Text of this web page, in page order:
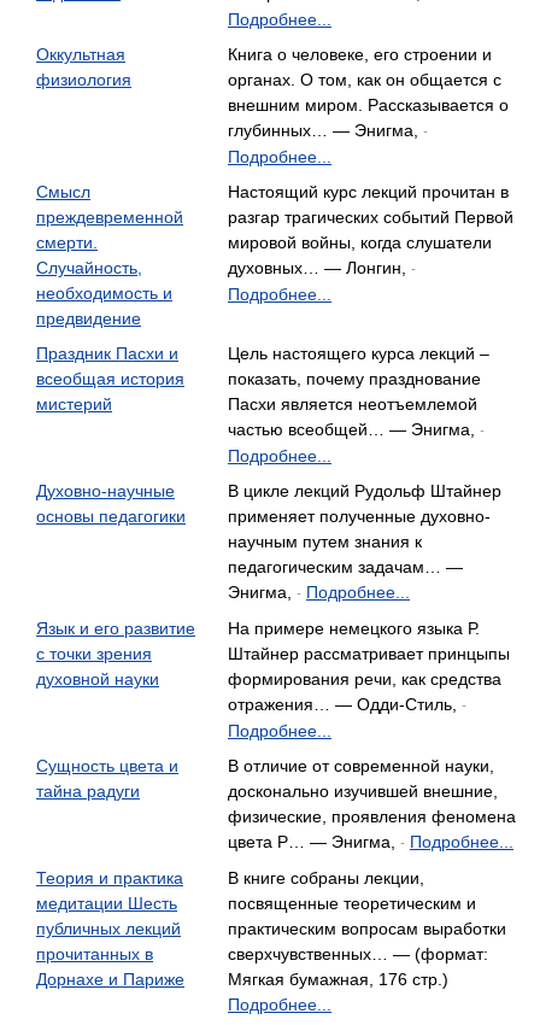
Подробнее...
Оккультная
физиология
Книга о человеке, его строении и
органах. О том, как он общается с
внешним миром. Рассказывается о
глубинных… — Энигма,
-
Подробнее...
Смысл
преждевременной
смерти.
Случайность,
необходимость и
предвидение
Настоящий курс лекций прочитан в
разгар трагических событий Первой
мировой войны, когда слушатели
духовных… — Лонгин,
-
Подробнее...
Праздник Пасхи и
всеобщая история
мистерий
Цель настоящего курса лекций –
показать, почему празднование
Пасхи является неотъемлемой
частью всеобщей… — Энигма,
-
Подробнее...
Духовно-научные
основы педагогики
В цикле лекций Рудольф Штайнер
применяет полученные духовно-
научным путем знания к
педагогическим задачам… —
Энигма,
- Подробнее...
Язык и его развитие
с точки зрения
духовной науки
На примере немецкого языка Р.
Штайнер рассматривает принцыпы
формирования речи, как средства
отражения… — Одди-Стиль,
-
Подробнее...
Сущность цвета и
тайна радуги
В отличие от современной науки,
досконально изучившей внешние,
физические, проявления феномена
цвета Р… — Энигма,
- Подробнее...
Теория и практика
медитации Шесть
публичных лекций
прочитанных в
Дорнахе и Париже
В книге собраны лекции,
посвященные теоретическим и
практическим вопросам выработки
сверхчувственных… — (формат:
Мягкая бумажная, 176 стр.)
Подробнее...